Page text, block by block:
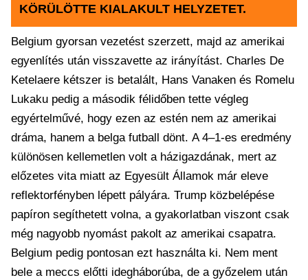
KÖRÜLÖTTE KIALAKULT HELYZETET.
Belgium gyorsan vezetést szerzett, majd az amerikai
egyenlítés után visszavette az irányítást. Charles De
Ketelaere kétszer is betalált, Hans Vanaken és Romelu
Lukaku pedig a második félidőben tette végleg
egyértelművé, hogy ezen az estén nem az amerikai
dráma, hanem a belga futball dönt. A 4–1-es eredmény
különösen kellemetlen volt a házigazdának, mert az
előzetes vita miatt az Egyesült Államok már eleve
reflektorfényben lépett pályára. Trump közbelépése
papíron segíthetett volna, a gyakorlatban viszont csak
még nagyobb nyomást pakolt az amerikai csapatra.
Belgium pedig pontosan ezt használta ki. Nem ment
bele a meccs előtti idegháborúba, de a győzelem után